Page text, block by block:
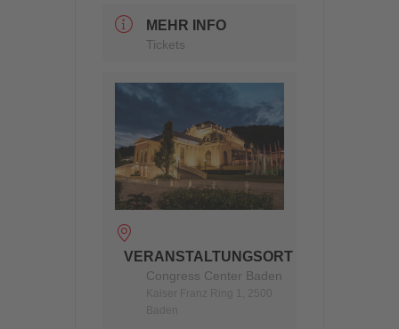
MEHR INFO
Tickets
VERANSTALTUNGSORT
Congress Center Baden